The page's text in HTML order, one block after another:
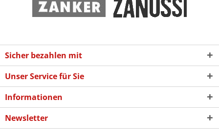
Sicher bezahlen mit
Unser Service für Sie
Informationen
Newsletter